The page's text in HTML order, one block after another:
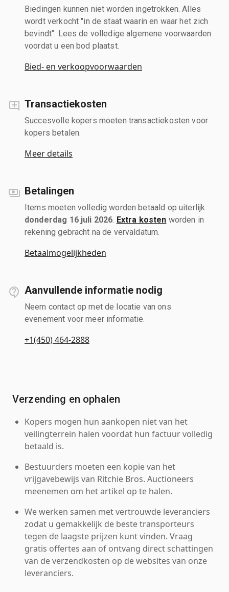
Biedingen kunnen niet worden ingetrokken. Alles
wordt verkocht "in de staat waarin en waar het zich
bevindt". Lees de volledige algemene voorwaarden
voordat u een bod plaatst.
Bied- en verkoopvoorwaarden
Transactiekosten
Succesvolle kopers moeten transactiekosten voor
kopers betalen.
Meer details
Betalingen
Items moeten volledig worden betaald op uiterlijk
donderdag 16 juli 2026 Extra kosten worden in
rekening gebracht na de vervaldatum.
Betaalmogelijkheden
Aanvullende informatie nodig
Neem contact op met de locatie van ons
evenement voor meer informatie.
+1(450) 464-2888
Verzending en ophalen
Kopers mogen hun aankopen niet van het
veilingterrein halen voordat hun factuur volledig
betaald is.
Bestuurders moeten een kopie van het
vrijgavebewijs van Ritchie Bros. Auctioneers
meenemen om het artikel op te halen.
We werken samen met vertrouwde leveranciers
zodat u gemakkelijk de beste transporteurs
tegen de laagste prijzen kunt vinden. Vraag
gratis offertes aan of ontvang direct schattingen
van de verzendkosten op de websites van onze
leveranciers.